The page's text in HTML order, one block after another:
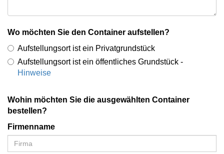
Wo möchten Sie den Container aufstellen?
Aufstellungsort ist ein Privatgrundstück
Aufstellungsort ist ein öffentliches Grundstück -
Hinweise
Wohin möchten Sie die ausgewählten Container
bestellen?
Firmenname